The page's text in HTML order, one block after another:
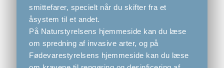
smittefarer, specielt når du skifter fra et
åsystem til et andet.
På Naturstyrelsens hjemmeside kan du læse
om spredning af invasive arter, og på
Fødevarestyrelsens hjemmeside kan du læse